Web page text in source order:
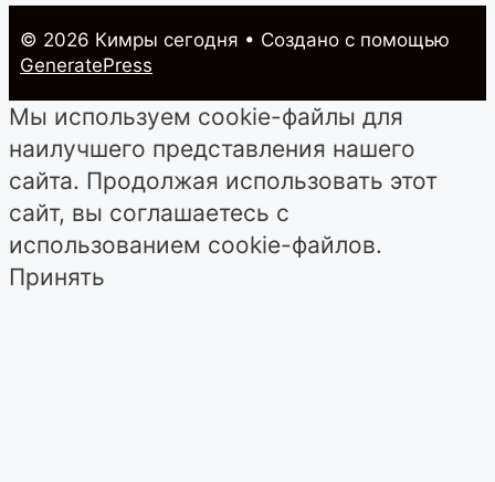
© 2026 Кимры cегодня • Создано с помощью
GeneratePress
Мы используем cookie-файлы для
наилучшего представления нашего
сайта. Продолжая использовать этот
сайт, вы соглашаетесь с
использованием cookie-файлов.
Принять